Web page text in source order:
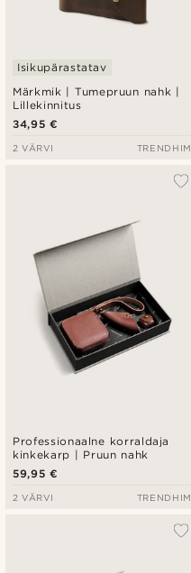
Märkmik | Tumepruun nahk |
Lillekinnitus
Isikupärastatav
34,95 €
2 VÄRVI TRENDHIM
Professionaalne korraldaja
kinkekarp | Pruun nahk
59,95 €
2 VÄRVI TRENDHIM